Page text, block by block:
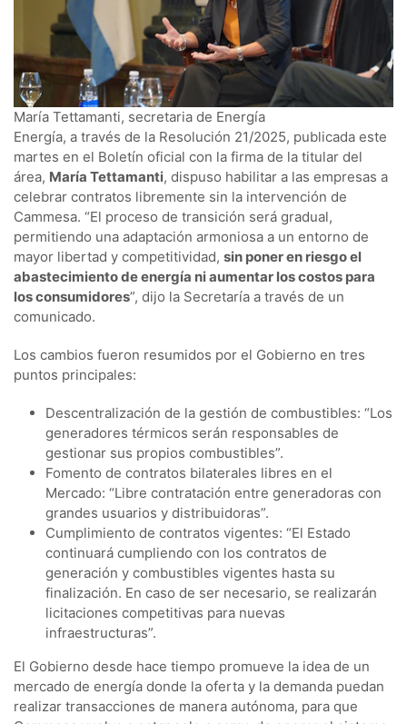
María Tettamanti, secretaria de Energía
Energía, a través de la Resolución 21/2025, publicada este
martes en el Boletín oficial con la firma de la titular del
área, María Tettamanti, dispuso habilitar a las empresas a
celebrar contratos libremente sin la intervención de
Cammesa. “El proceso de transición será gradual,
permitiendo una adaptación armoniosa a un entorno de
mayor libertad y competitividad, sin poner en riesgo el
abastecimiento de energía ni aumentar los costos para
los consumidores”, dijo la Secretaría a través de un
comunicado.
Los cambios fueron resumidos por el Gobierno en tres
puntos principales:
Descentralización de la gestión de combustibles: “Los
generadores térmicos serán responsables de
gestionar sus propios combustibles”.
Fomento de contratos bilaterales libres en el
Mercado: “Libre contratación entre generadoras con
grandes usuarios y distribuidoras”.
Cumplimiento de contratos vigentes: “El Estado
continuará cumpliendo con los contratos de
generación y combustibles vigentes hasta su
finalización. En caso de ser necesario, se realizarán
licitaciones competitivas para nuevas
infraestructuras”.
El Gobierno desde hace tiempo promueve la idea de un
mercado de energía donde la oferta y la demanda puedan
realizar transacciones de manera autónoma, para que